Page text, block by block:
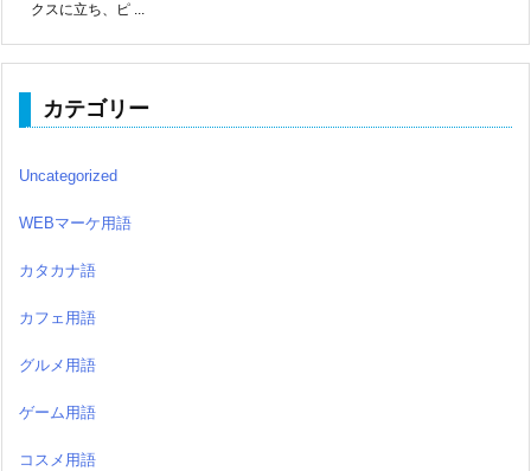
クスに立ち、ピ ...
カテゴリー
Uncategorized
WEBマーケ用語
カタカナ語
カフェ用語
グルメ用語
ゲーム用語
コスメ用語